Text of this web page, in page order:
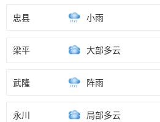
忠县 小雨
梁平 大部多云
武隆 阵雨
永川 局部多云